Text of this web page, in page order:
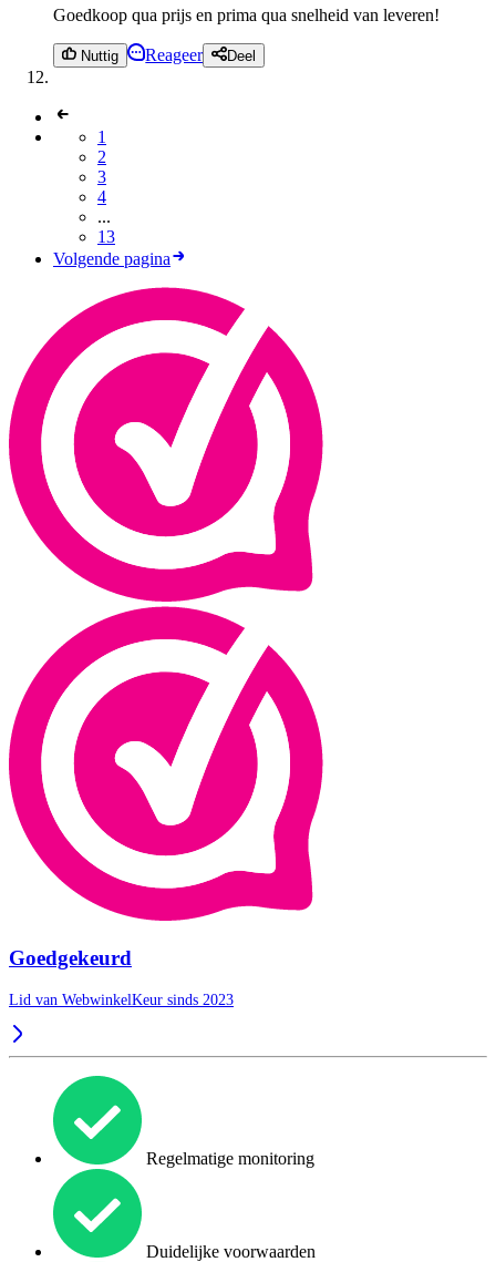
Goedkoop qua prijs en prima qua snelheid van leveren!
Nuttig Reageer Deel
1
2
3
4
...
13
Volgende pagina
Goedgekeurd
Lid van WebwinkelKeur sinds 2023
Regelmatige monitoring
Duidelijke voorwaarden